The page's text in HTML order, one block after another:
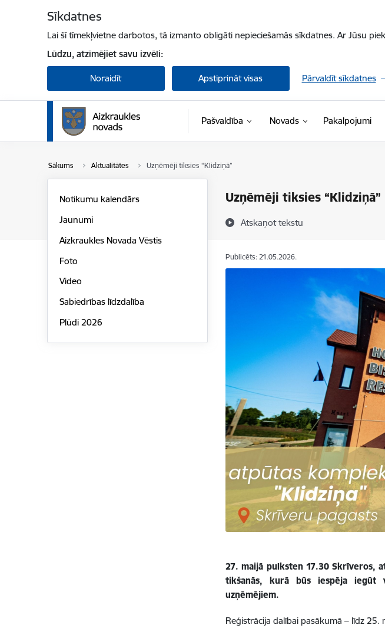
Sīkdatnes
Lai šī tīmekļvietne darbotos, tā izmanto obligāti nepieciešamās sīkdatnes. Ar Jūsu
Lūdzu, atzīmējiet savu izvēli:
Noraidīt Apstiprināt visas Pārvaldīt sīkdatnes
Pašvaldība Novads Pakalpojumi
Sākums Aktualitātes Uzņēmēji tiksies “Klidziņā”
Uzņēmēji tiksies “Klidziņā”
Atskaņot tekstu
Notikumu kalendārs
Jaunumi
Aizkraukles Novada Vēstis
Foto
Video
Sabiedrības līdzdalība
Plūdi 2026
Publicēts: 21.05.2026.
27. maijā pulksten 17.30 Skrīveros,
tikšanās, kurā būs iespēja iegūt
uzņēmējiem.
Reģistrācija dalībai pasākumā ‒ līdz 25.